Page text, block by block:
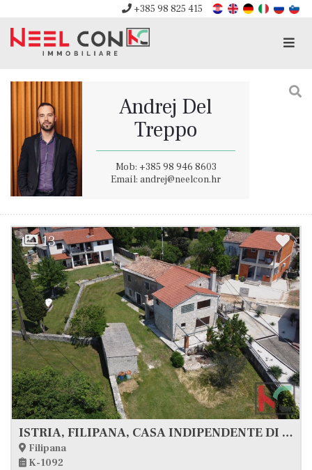
+385 98 825 415
Andrej Del
Treppo
Mob: +385 98 946 8603
Email: andrej@neelcon.hr
13
ISTRIA, FILIPANA, CASA INDIPENDENTE DI 180 m2 SU 852 m2 DI TERRENO, #VENDITA
Filipana
K-1092